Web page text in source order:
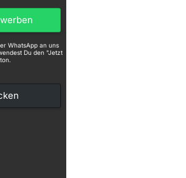
WhatsApp an uns
Du den "Jetzt